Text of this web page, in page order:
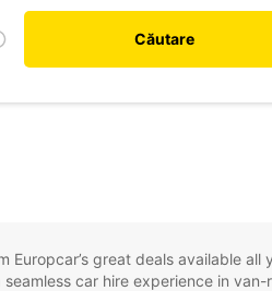
Căutare
Europcar’s great deals available all
seamless car hire experience in van-